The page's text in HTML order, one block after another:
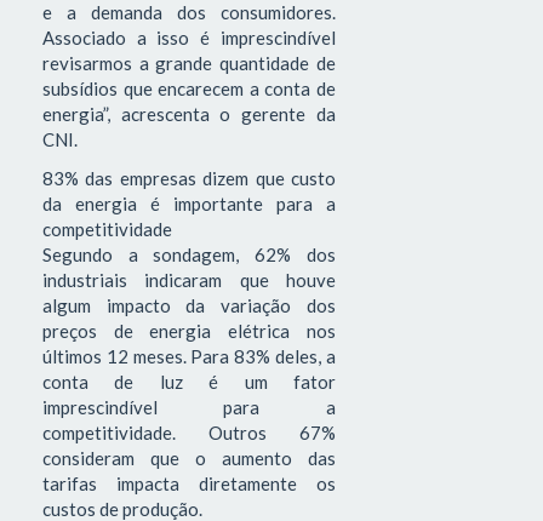
e a demanda dos consumidores.
Associado a isso é imprescindível
revisarmos a grande quantidade de
subsídios que encarecem a conta de
energia”, acrescenta o gerente da
CNI.
83% das empresas dizem que custo
da energia é importante para a
competitividade
Segundo a sondagem, 62% dos
industriais indicaram que houve
algum impacto da variação dos
preços de energia elétrica nos
últimos 12 meses. Para 83% deles, a
conta de luz é um fator
imprescindível para a
competitividade. Outros 67%
consideram que o aumento das
tarifas impacta diretamente os
custos de produção.